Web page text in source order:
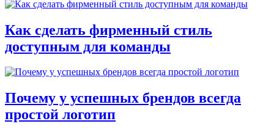
Как сделать фирменный стиль
доступным для команды
Почему у успешных брендов всегда
простой логотип